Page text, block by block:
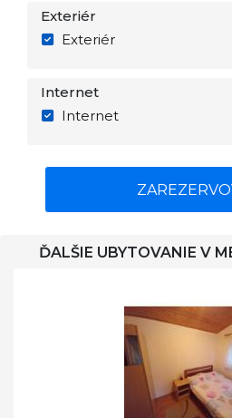
Exteriér
Exteriér
Internet
Internet
ĎALŠIE UBYTOVANIE V